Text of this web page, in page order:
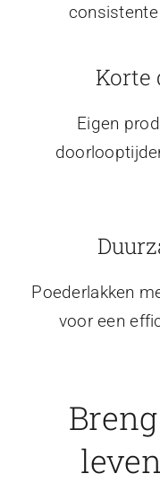
Korte
Eigen
Poederlakken
voor een